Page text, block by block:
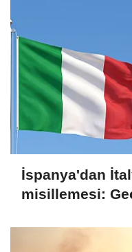
İspanya'dan
misillemesi: